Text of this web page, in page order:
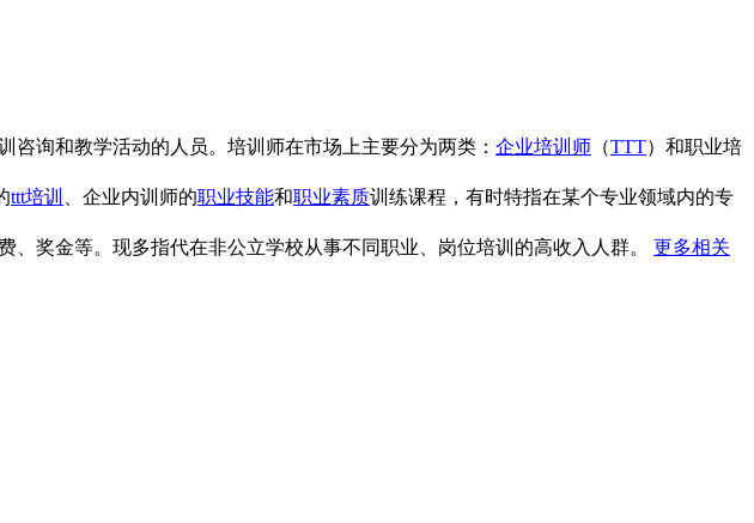
询和教学活动的人员。培训师在市场上主要分为两类： 企业培训师 （TTT）和职业培
ttt培训 、企业内训师的职业技能和职业素质训练课程，有时特指在某个专业领域内的专
奖金等。现多指代在非公立学校从事不同职业、岗位培训的高收入人群。 更多相关